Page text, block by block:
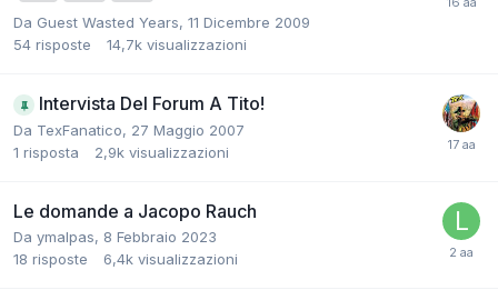
Da Guest Wasted Years, 11 Dicembre 2009
54 risposte 14,7k visualizzazioni
Intervista Del Forum A Tito!
Da TexFanatico, 27 Maggio 2007
1 risposta 2,9k visualizzazioni
Le domande a Jacopo Rauch
Da ymalpas, 8 Febbraio 2023
18 risposte 6,4k visualizzazioni